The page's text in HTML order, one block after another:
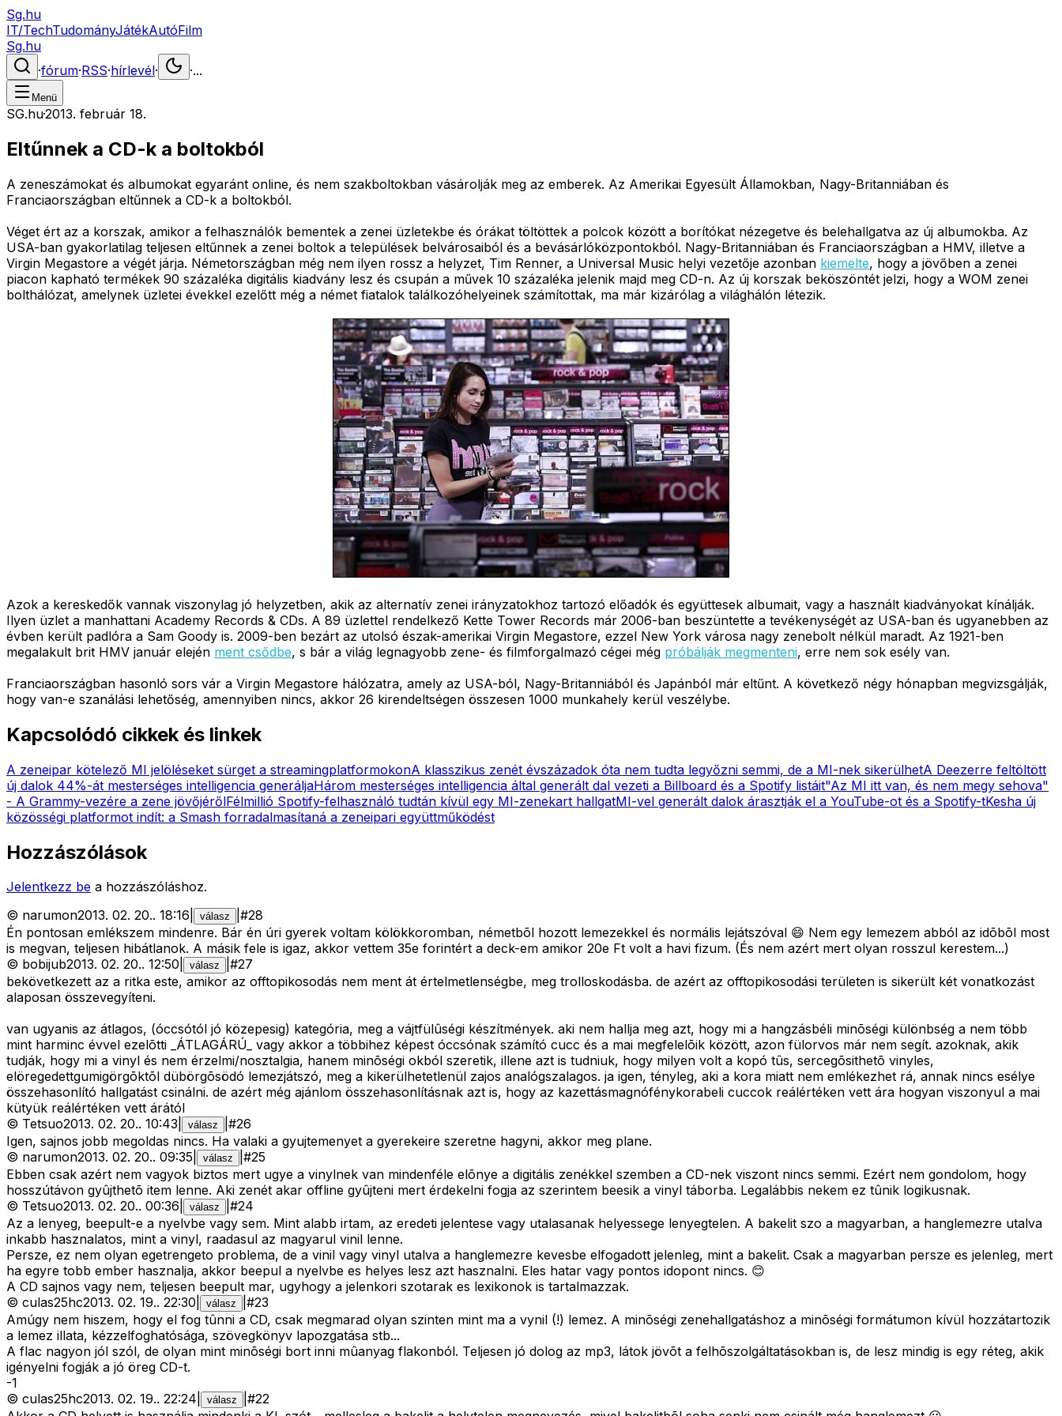
Sg.hu
IT/TechTudományJátékAutóFilm
Sg.hu
·fórum·RSS·hírlevél· ·...
Menü
SG.hu·2013. február 18.
Eltűnnek a CD-k a boltokból
A zeneszámokat és albumokat egyaránt online, és nem szakboltokban vásárolják meg az emberek. Az Amerikai Egyesült Államokban, Nagy-Britanniában és
Franciaországban eltűnnek a CD-k a boltokból.
Véget ért az a korszak, amikor a felhasználók bementek a zenei üzletekbe és órákat töltöttek a polcok között a borítókat nézegetve és belehallgatva az új albumokba. Az
USA-ban gyakorlatilag teljesen eltűnnek a zenei boltok a települések belvárosaiból és a bevásárlóközpontokból. Nagy-Britanniában és Franciaországban a HMV, illetve a
Virgin Megastore a végét járja. Németországban még nem ilyen rossz a helyzet, Tim Renner, a Universal Music helyi vezetője azonban kiemelte, hogy a jövőben a zenei
piacon kapható termékek 90 százaléka digitális kiadvány lesz és csupán a művek 10 százaléka jelenik majd meg CD-n. Az új korszak beköszöntét jelzi, hogy a WOM zenei
bolthálózat, amelynek üzletei évekkel ezelőtt még a német fiatalok találkozóhelyeinek számítottak, ma már kizárólag a világhálón létezik.
Azok a kereskedők vannak viszonylag jó helyzetben, akik az alternatív zenei irányzatokhoz tartozó előadók és együttesek albumait, vagy a használt kiadványokat kínálják.
Ilyen üzlet a manhattani Academy Records & CDs. A 89 üzlettel rendelkező Kette Tower Records már 2006-ban beszüntette a tevékenységét az USA-ban és ugyanebben az
évben került padlóra a Sam Goody is. 2009-ben bezárt az utolsó észak-amerikai Virgin Megastore, ezzel New York városa nagy zenebolt nélkül maradt. Az 1921-ben
megalakult brit HMV január elején ment csődbe, s bár a világ legnagyobb zene- és filmforgalmazó cégei még próbálják megmenteni, erre nem sok esély van.
Franciaországban hasonló sors vár a Virgin Megastore hálózatra, amely az USA-ból, Nagy-Britanniából és Japánból már eltűnt. A következő négy hónapban megvizsgálják,
hogy van-e szanálási lehetőség, amennyiben nincs, akkor 26 kirendeltségen összesen 1000 munkahely kerül veszélybe.
Kapcsolódó cikkek és linkek
A zeneipar kötelező MI jelöléseket sürget a streamingplatformokonA klasszikus zenét évszázadok óta nem tudta legyőzni semmi, de a MI-nek sikerülhetA Deezerre feltöltött
új dalok 44%-át mesterséges intelligencia generáljaHárom mesterséges intelligencia által generált dal vezeti a Billboard és a Spotify listáit"Az MI itt van, és nem megy sehova"
- A Grammy-vezére a zene jövőjérőlFélmillió Spotify-felhasználó tudtán kívül egy MI-zenekart hallgatMI-vel generált dalok árasztják el a YouTube-ot és a Spotify-tKesha új
közösségi platformot indít: a Smash forradalmasítaná a zeneipari együttműködést
Hozzászólások
Jelentkezz be a hozzászóláshoz.
© narumon2013. 02. 20.. 18:16 válasz #28
Én pontosan emlékszem mindenre. Bár én úri gyerek voltam kölökkoromban, németbõl hozott lemezekkel és normális lejátszóval 😄 Nem egy lemezem abból az idõbõl most
is megvan, teljesen hibátlanok. A másik fele is igaz, akkor vettem 35e forintért a deck-em amikor 20e Ft volt a havi fizum. (És nem azért mert olyan rosszul kerestem...)
© bobijub2013. 02. 20.. 12:50 válasz #27
bekövetkezett az a ritka este, amikor az offtopikosodás nem ment át értelmetlenségbe, meg trolloskodásba. de azért az offtopikosodási területen is sikerült két vonatkozást
alaposan összevegyíteni.
van ugyanis az átlagos, (óccsótól jó közepesig) kategória, meg a vájtfülûségi készítmények. aki nem hallja meg azt, hogy mi a hangzásbéli minõségi különbség a nem több
mint harminc évvel ezelõtti _ÁTLAGÁRÚ_ vagy akkor a többihez képest óccsónak számító cucc és a mai megfelelõik között, azon fülorvos már nem segít. azoknak, akik
tudják, hogy mi a vinyl és nem érzelmi/nosztalgia, hanem minõségi okból szeretik, illene azt is tudniuk, hogy milyen volt a kopó tûs, sercegõsithetõ vinyles,
elöregedettgumigörgõktõl dübörgõsödó lemezjátszó, meg a kikerülhetetlenül zajos analógszalagos. ja igen, tényleg, aki a kora miatt nem emlékezhet rá, annak nincs esélye
összehasonlító hallgatást csinálni. de azért még ajánlom összehasonlításnak azt is, hogy az kazettásmagnófénykorabeli cuccok reálértéken vett ára hogyan viszonyul a mai
kütyük reálértéken vett árától
© Tetsuo2013. 02. 20.. 10:43 válasz #26
Igen, sajnos jobb megoldas nincs. Ha valaki a gyujtemenyet a gyerekeire szeretne hagyni, akkor meg plane.
© narumon2013. 02. 20.. 09:35 válasz #25
Ebben csak azért nem vagyok biztos mert ugye a vinylnek van mindenféle elõnye a digitális zenékkel szemben a CD-nek viszont nincs semmi. Ezért nem gondolom, hogy
hosszútávon gyûjthetõ item lenne. Aki zenét akar offline gyûjteni mert érdekelni fogja az szerintem beesik a vinyl táborba. Legalábbis nekem ez tûnik logikusnak.
© Tetsuo2013. 02. 20.. 00:36 válasz #24
Az a lenyeg, beepult-e a nyelvbe vagy sem. Mint alabb irtam, az eredeti jelentese vagy utalasanak helyessege lenyegtelen. A bakelit szo a magyarban, a hanglemezre utalva
inkabb hasznalatos, mint a vinyl, raadasul az magyarul vinil lenne.
Persze, ez nem olyan egetrengeto problema, de a vinil vagy vinyl utalva a hanglemezre kevesbe elfogadott jelenleg, mint a bakelit. Csak a magyarban persze es jelenleg, mert
ha egyre tobb ember hasznalja, akkor beepul a nyelvbe es helyes lesz azt hasznalni. Eles hatar vagy pontos idopont nincs. 😊
A CD sajnos vagy nem, teljesen beepult mar, ugyhogy a jelenkori szotarak es lexikonok is tartalmazzak.
© culas25hc2013. 02. 19.. 22:30 válasz #23
Amúgy nem hiszem, hogy el fog tûnni a CD, csak megmarad olyan szinten mint ma a vynil (!) lemez. A minõségi zenehallgatáshoz a minõségi formátumon kívül hozzátartozik
a lemez illata, kézzelfoghatósága, szövegkönyv lapozgatása stb...
A flac nagyon jól szól, de olyan mint minõségi bort inni mûanyag flakonból. Teljesen jó dolog az mp3, látok jövõt a felhõszolgáltatásokban is, de lesz mindig is egy réteg, akik
igényelni fogják a jó öreg CD-t.
-1
© culas25hc2013. 02. 19.. 22:24 válasz #22